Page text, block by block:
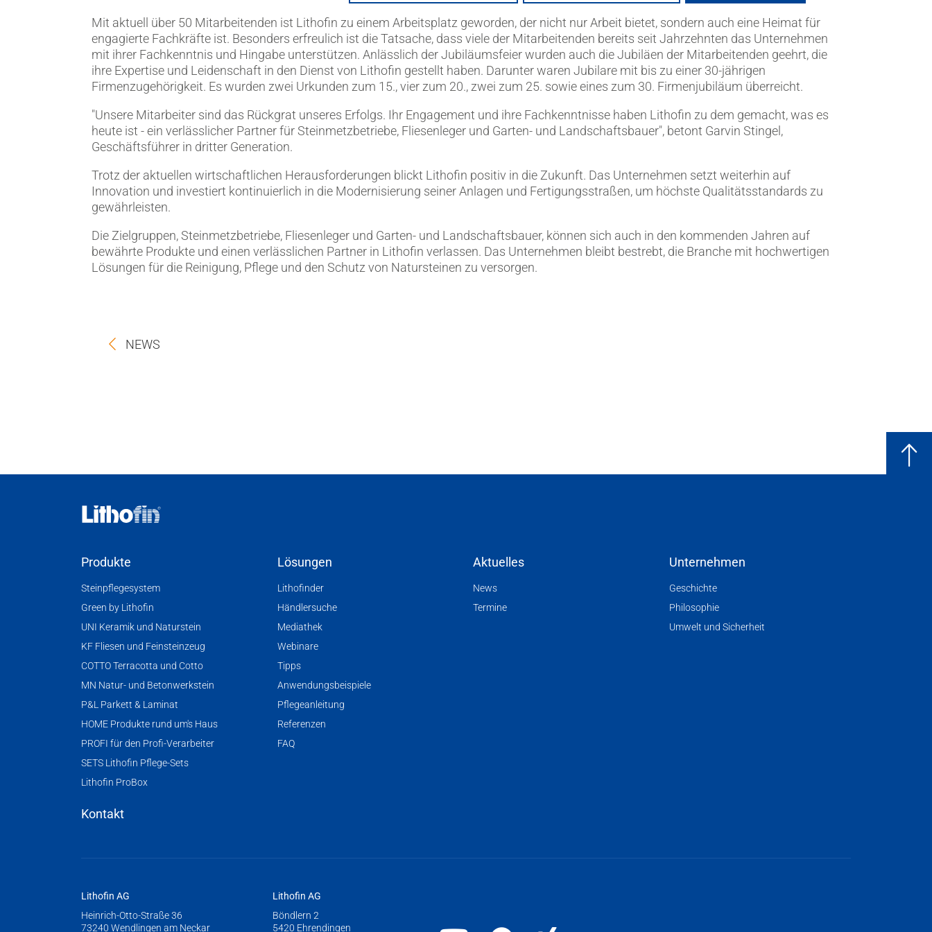
LITHOFINDERMit aktuell über 50 Mitarbeitenden ist Lithofin zu einem Arbeitsplatz geworden, der nicht nur Arbeit bietet, sondern auch eine Heimat für
engagierte Fachkräfte ist. Besonders erfreulich ist die Tatsache, dass viele der Mitarbeitenden bereits seit Jahrzehnten das Unternehmen
mit ihrer Fachkenntnis und Hingabe unterstützen. Anlässlich der Jubiläumsfeier wurden auch die Jubiläen der Mitarbeitenden geehrt, die
ihre Expertise und Leidenschaft in den Dienst von Lithofin gestellt haben. Darunter waren Jubilare mit bis zu einer 30-jährigen
Firmenzugehörigkeit. Es wurden zwei Urkunden zum 15., vier zum 20., zwei zum 25. sowie eines zum 30. Firmenjubiläum überreicht.
"Unsere Mitarbeiter sind das Rückgrat unseres Erfolgs. Ihr Engagement und ihre Fachkenntnisse haben Lithofin zu dem gemacht, was es
heute ist - ein verlässlicher Partner für Steinmetzbetriebe, Fliesenleger und Garten- und Landschaftsbauer", betont Garvin Stingel,
Geschäftsführer in dritter Generation.
Trotz der aktuellen wirtschaftlichen Herausforderungen blickt Lithofin positiv in die Zukunft. Das Unternehmen setzt weiterhin auf
Innovation und investiert kontinuierlich in die Modernisierung seiner Anlagen und Fertigungsstraßen, um höchste Qualitätsstandards zu
gewährleisten.
Die Zielgruppen, Steinmetzbetriebe, Fliesenleger und Garten- und Landschaftsbauer, können sich auch in den kommenden Jahren auf
bewährte Produkte und einen verlässlichen Partner in Lithofin verlassen. Das Unternehmen bleibt bestrebt, die Branche mit hochwertigen
Lösungen für die Reinigung, Pflege und den Schutz von Natursteinen zu versorgen.
NEWS
Produkte
Steinpflegesystem
Green by Lithofin
UNI Keramik und Naturstein
KF Fliesen und Feinsteinzeug
COTTO Terracotta und Cotto
MN Natur- und Betonwerkstein
P&L Parkett & Laminat
HOME Produkte rund um's Haus
PROFI für den Profi-Verarbeiter
SETS Lithofin Pflege-Sets
Lithofin ProBox
Lösungen
Lithofinder
Händlersuche
Mediathek
Webinare
Tipps
Anwendungsbeispiele
Pflegeanleitung
Referenzen
FAQ
Aktuelles
News
Termine
Unternehmen
Geschichte
Philosophie
Umwelt und Sicherheit
Kontakt
Lithofin AG
Heinrich-Otto-Straße 36
73240 Wendlingen am Neckar
Lithofin AG
Böndlern 2
5420 Ehrendingen